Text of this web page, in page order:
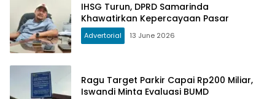
IHSG Turun, DPRD Samarinda
Khawatirkan Kepercayaan Pasar
Advertorial 13 June 2026
Ragu Target Parkir Capai Rp200 Miliar,
Iswandi Minta Evaluasi BUMD